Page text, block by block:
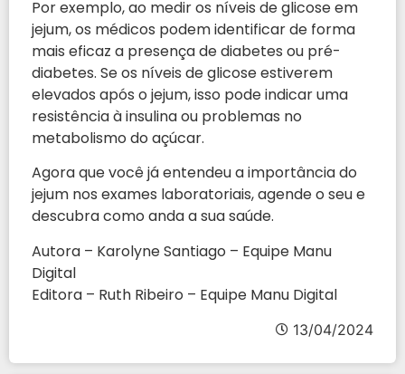
Por exemplo, ao medir os níveis de glicose em
jejum, os médicos podem identificar de forma
mais eficaz a presença de diabetes ou pré-
diabetes. Se os níveis de glicose estiverem
elevados após o jejum, isso pode indicar uma
resistência à insulina ou problemas no
metabolismo do açúcar.
Agora que você já entendeu a importância do
jejum nos exames laboratoriais, agende o seu e
descubra como anda a sua saúde.
Autora – Karolyne Santiago – Equipe Manu
Digital
Editora – Ruth Ribeiro – Equipe Manu Digital
13/04/2024